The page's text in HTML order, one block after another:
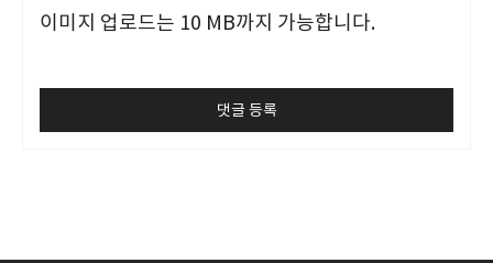
이미지 업로드는 10 MB까지 가능합니다.